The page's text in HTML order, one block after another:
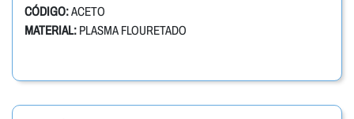
CÓDIGO:ACETO
MATERIAL: PLASMA FLOURETADO